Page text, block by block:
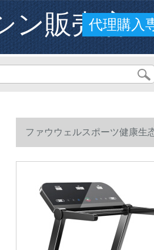
ン販売店
代理購入
ファウウェルスポーツ健康生
れたばかりのみせみ室内静音ト